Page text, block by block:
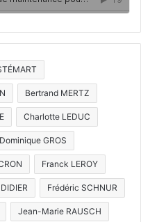
Bertrand MERTZ
Charlotte LEDUC
Dominique GROS
Franck LEROY
Frédéric SCHNUR
Jean-Marie RAUSCH